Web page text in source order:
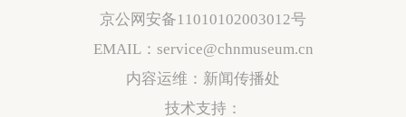
京公网安备11010102003012号
EMAIL：service@chnmuseum.cn
内容运维：新闻传播处
技术支持：